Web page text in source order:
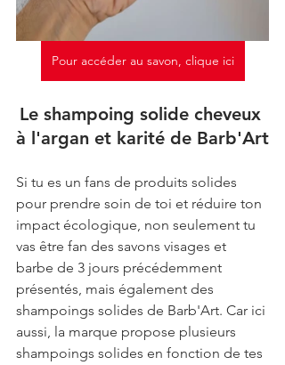
Pour accéder au savon, clique ici
Le shampoing solide cheveux
à l'argan et karité de Barb'Art
Si tu es un fans de produits solides
pour prendre soin de toi et réduire ton
impact écologique, non seulement tu
vas être fan des savons visages et
barbe de 3 jours précédemment
présentés, mais également des
shampoings solides de Barb'Art. Car ici
aussi, la marque propose plusieurs
shampoings solides en fonction de tes